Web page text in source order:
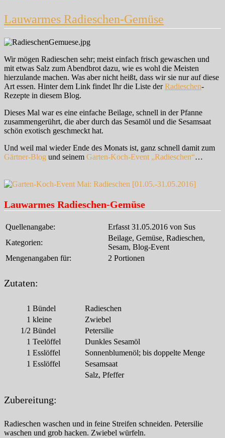
Lauwarmes Radieschen-Gemüse
Wir mögen Radieschen sehr; meist einfach frisch gewaschen und
mit etwas Salz zum Abendbrot dazu, wie es wohl die Meisten
hierzulande machen. Was aber nicht heißt, dass wir sie nur auf diese
Art essen. Hinter dem Link findet Ihr die Liste derRadieschen-
Rezepte in diesem Blog.
Dieses Mal war es eine einfache Beilage, schnell in der Pfanne
zusammengerührt, die aber durch das Sesamöl und die Sesamsaat
schön exotisch geschmeckt hat.
Und weil mal wieder Ende des Monats ist, ganz schnell damit zum
Gärtner-Blog und seinem Garten-Koch-Event „Radieschen“…
Lauwarmes Radieschen-Gemüse
Quellenangabe:
Erfasst 31.05.2016 von Sus
Kategorien:
Beilage, Gemüse, Radieschen,
Sesam, Blog-Event
Mengenangaben für:
2 Portionen
Zutaten:
1 Bündel
Radieschen
1 kleine
Zwiebel
1/2 Bündel
Petersilie
1 Teelöffel
Dunkles Sesamöl
1 Esslöffel
Sonnenblumenöl; bis doppelte Menge
1 Esslöffel
Sesamsaat
Salz, Pfeffer
Zubereitung:
Radieschen waschen und in feine Streifen schneiden. Petersilie
waschen und grob hacken. Zwiebel würfeln.